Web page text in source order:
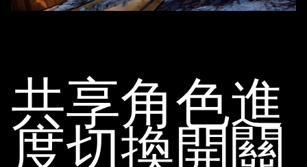
共享角色進
度切換開關